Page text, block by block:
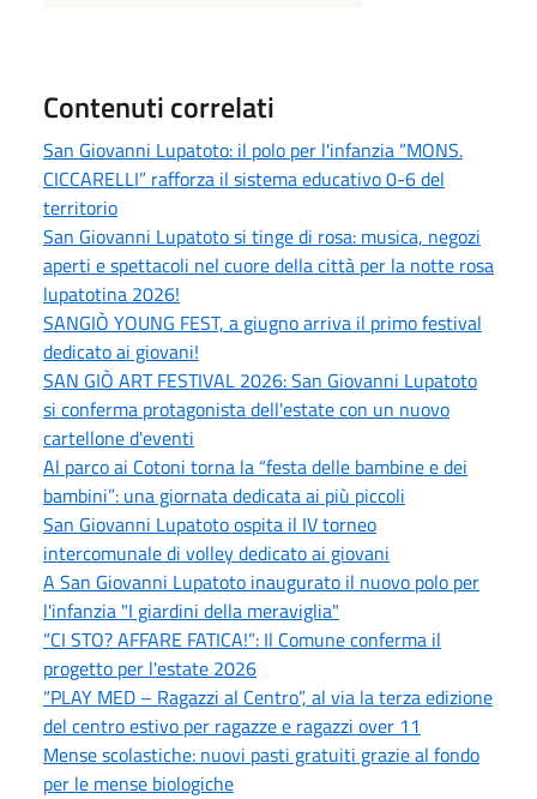
Contenuti correlati
San Giovanni Lupatoto: il polo per l'infanzia “MONS.
CICCARELLI” rafforza il sistema educativo 0-6 del
territorio
San Giovanni Lupatoto si tinge di rosa: musica, negozi
aperti e spettacoli nel cuore della città per la notte rosa
lupatotina 2026!
SANGIÒ YOUNG FEST, a giugno arriva il primo festival
dedicato ai giovani!
SAN GIÒ ART FESTIVAL 2026: San Giovanni Lupatoto
si conferma protagonista dell'estate con un nuovo
cartellone d'eventi
Al parco ai Cotoni torna la “festa delle bambine e dei
bambini”: una giornata dedicata ai più piccoli
San Giovanni Lupatoto ospita il IV torneo
intercomunale di volley dedicato ai giovani
A San Giovanni Lupatoto inaugurato il nuovo polo per
l'infanzia "I giardini della meraviglia"
“CI STO? AFFARE FATICA!”: Il Comune conferma il
progetto per l'estate 2026
“PLAY MED – Ragazzi al Centro”, al via la terza edizione
del centro estivo per ragazze e ragazzi over 11
Mense scolastiche: nuovi pasti gratuiti grazie al fondo
per le mense biologiche